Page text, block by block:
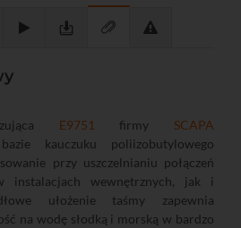
E9751 firmy SCAPA
kauczuku poliizobutylowego
przy uszczelnianiu połączeń
instalacjach wewnętrznych, jak i
ułożenie taśmy zapewnia
na wodę słodką i morską w bardzo